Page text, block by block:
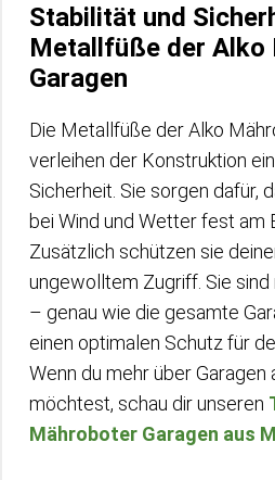
Stabilität und
Metallfüße der Alko
Garagen
Die Metallfüße der Alko
verleihen der Konstruktion
Sicherheit. Sie sorgen dafür,
bei Wind und Wetter fest am
Zusätzlich schützen sie
ungewolltem Zugriff. Sie
– genau wie die gesamte
einen optimalen Schutz für
Wenn du mehr über
möchtest, schau dir unseren
Mähroboter Garagen aus